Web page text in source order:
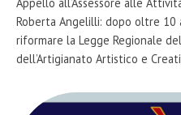
Roberta Angelilli: dopo oltre 10
riformare la Legge Regionale
dell’Artigianato Artistico e